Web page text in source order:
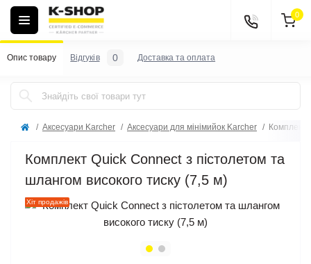
0
Аксесуари Karcher Аксесуари для мінімийок Karcher Комплект
Комплект Quick Connect з пістолетом та
шлангом високого тиску (7,5 м)
Хіт продажів
Опис товару Відгуків 0 Доставка та оплата